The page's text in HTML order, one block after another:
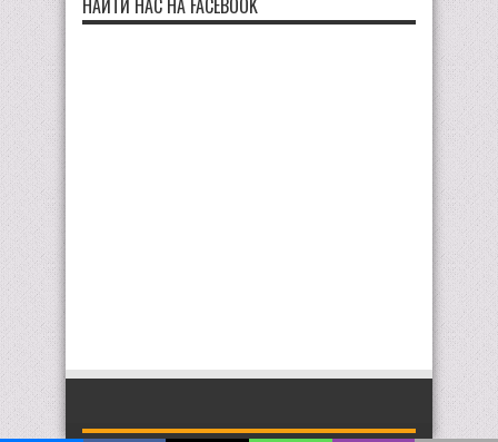
НАЙТИ НАС НА FACEBOOK